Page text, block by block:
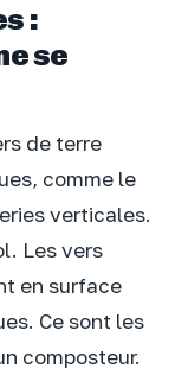
:
se
de terre
comme le
verticales.
Les vers
en surface
Ce sont les
composteur.